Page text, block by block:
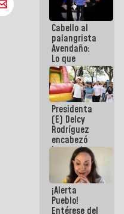
planes de
recuperación
del Sistema
Eléctrico
Nacional
Cabello al
palangrista
Avendaño:
Lo que
vayas a
escribir
hazlo hoy
por que no
sabemos si
la semana
que viene
hay
programa
Presidenta
(E) Delcy
Rodríguez
encabezó
lanzamiento
del Plan
Nacional de
Recreación
Vacacional
¡Alerta
Pueblo!
Entérese del